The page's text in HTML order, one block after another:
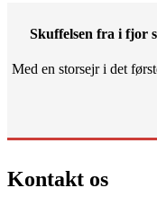
Skuffelsen fra i fjor
Med en storsejr i det
Kontakt os